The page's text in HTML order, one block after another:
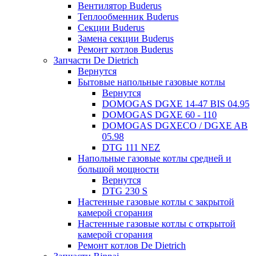
Вентилятор Buderus
Теплообменник Buderus
Секции Buderus
Замена секции Buderus
Ремонт котлов Buderus
Запчасти De Dietrich
Вернутся
Бытовые напольные газовые котлы
Вернутся
DOMOGAS DGXE 14-47 BIS 04.95
DOMOGAS DGXE 60 - 110
DOMOGAS DGXECO / DGXE AB
05.98
DTG 111 NEZ
Напольные газовые котлы средней и
большой мощности
Вернутся
DTG 230 S
Настенные газовые котлы с закрытой
камерой сгорания
Настенные газовые котлы с открытой
камерой сгорания
Ремонт котлов Dе Dietrich